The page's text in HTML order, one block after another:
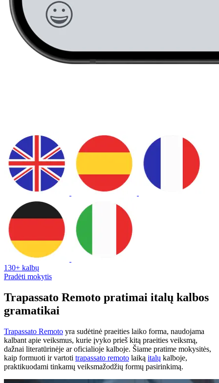
130+ kalbų
Pradėti mokytis
Trapassato Remoto pratimai italų kalbos
gramatikai
Trapassato Remoto yra sudėtinė praeities laiko forma, naudojama
kalbant apie veiksmus, kurie įvyko prieš kitą praeities veiksmą,
dažnai literatūrinėje ar oficialioje kalboje. Šiame pratime mokysitės,
kaip formuoti ir vartoti trapassato remoto laiką italų kalboje,
praktikuodami tinkamų veiksmažodžių formų pasirinkimą.